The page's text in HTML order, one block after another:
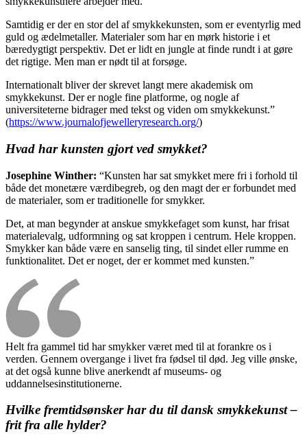
Samtidig er der en stor del af smykkekunsten, som er eventyrlig med
guld og ædelmetaller. Materialer som har en mørk historie i et
bæredygtigt perspektiv. Det er lidt en jungle at finde rundt i at gøre
det rigtige. Men man er nødt til at forsøge.
Internationalt bliver der skrevet langt mere akademisk om
smykkekunst. Der er nogle fine platforme, og nogle af
universiteterne bidrager med tekst og viden om smykkekunst.”
(https://www.journalofjewelleryresearch.org/)
Hvad har kunsten gjort ved smykket?
Josephine Winther: “Kunsten har sat smykket mere fri i forhold til
både det monetære værdibegreb, og den magt der er forbundet med
de materialer, som er traditionelle for smykker.
Det, at man begynder at anskue smykkefaget som kunst, har frisat
materialevalg, udformning og sat kroppen i centrum. Hele kroppen.
Smykker kan både være en sanselig ting, til sindet eller rumme en
funktionalitet. Det er noget, der er kommet med kunsten.”
Helt fra gammel tid har smykker været med til at forankre os i
verden. Gennem overgange i livet fra fødsel til død. Jeg ville ønske,
at det også kunne blive anerkendt af museums- og
uddannelsesinstitutionerne.
Hvilke fremtidsønsker har du til dansk smykkekunst –
frit fra alle hylder?